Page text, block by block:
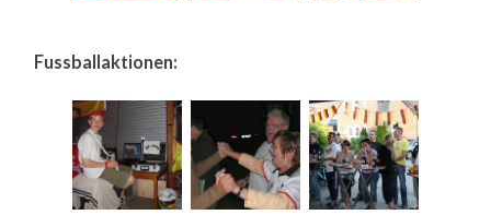
Fussballaktionen: